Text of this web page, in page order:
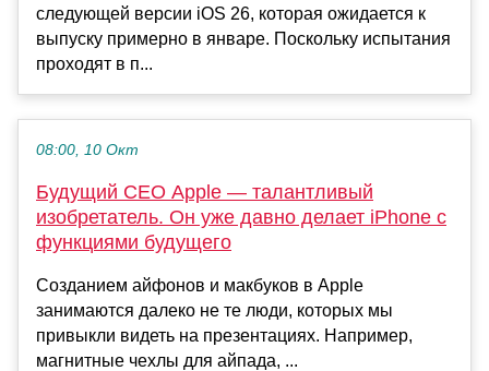
следующей версии iOS 26, которая ожидается к
выпуску примерно в январе. Поскольку испытания
проходят в п...
08:00, 10 Окт
Будущий CEO Apple — талантливый
изобретатель. Он уже давно делает iPhone с
функциями будущего
Созданием айфонов и макбуков в Apple
занимаются далеко не те люди, которых мы
привыкли видеть на презентациях. Например,
магнитные чехлы для айпада, ...